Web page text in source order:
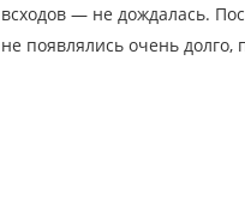
всходов — не дождалась.
не появлялись очень